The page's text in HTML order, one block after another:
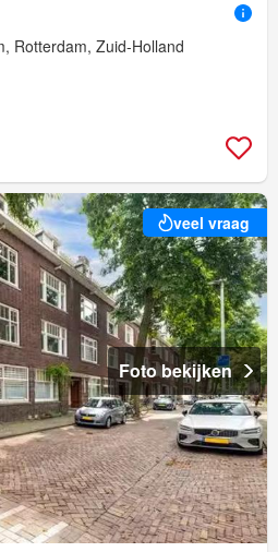
Rotterdam, Zuid-Holland
veel vraag
Foto bekijken